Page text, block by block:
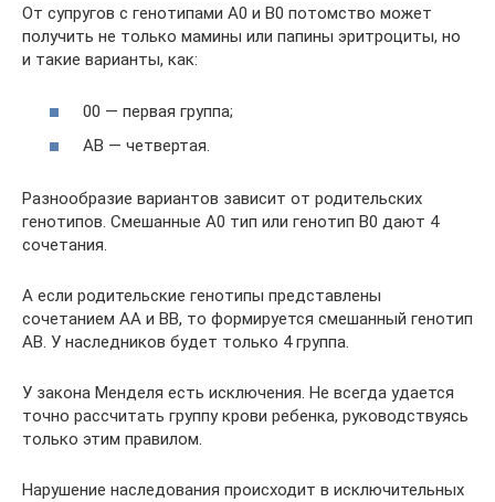
От супругов с генотипами A0 и B0 потомство может
получить не только мамины или папины эритроциты, но
и такие варианты, как:
00 — первая группа;
AB — четвертая.
Разнообразие вариантов зависит от родительских
генотипов. Смешанные A0 тип или генотип B0 дают 4
сочетания.
А если родительские генотипы представлены
сочетанием AA и BB, то формируется смешанный генотип
AB. У наследников будет только 4 группа.
У закона Менделя есть исключения. Не всегда удается
точно рассчитать группу крови ребенка, руководствуясь
только этим правилом.
Нарушение наследования происходит в исключительных